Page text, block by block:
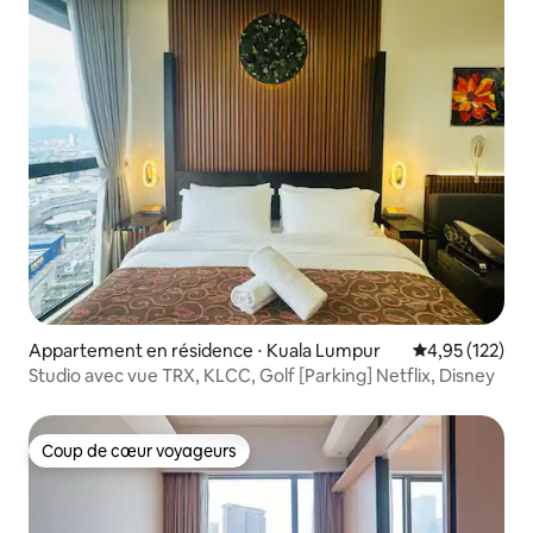
Appartement en résidence ⋅ Kuala Lumpur Évaluation
4,95 (122)
Studio avec vue TRX, KLCC, Golf [Parking] Netflix, Disney
Coup de cœur voyageurs
Coup de cœur voyageurs